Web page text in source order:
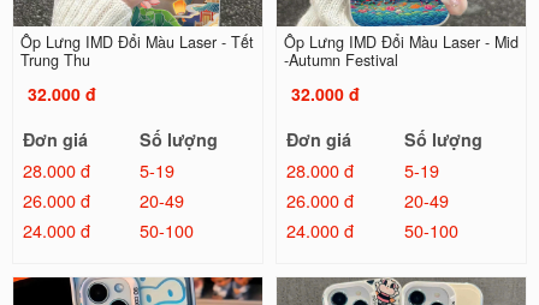
Ốp Lưng IMD Đổi Màu Laser - Tết
Trung Thu
32.000 đ
Đơn giá
Số lượng
28.000 đ
5-19
26.000 đ
20-49
24.000 đ
50-100
Ốp Lưng IMD Đổi Màu Laser - Mid
-Autumn Festival
32.000 đ
Đơn giá
Số lượng
28.000 đ
5-19
26.000 đ
20-49
24.000 đ
50-100